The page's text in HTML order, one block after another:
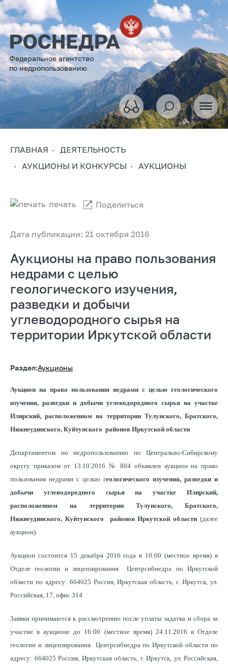
Федеральное агентство
по недропользованию
ГЛАВНАЯ
ДЕЯТЕЛЬНОСТЬ
АУКЦИОНЫ И КОНКУРСЫ
АУКЦИОНЫ
Дата публикации: 21 октября 2016
печать Поделиться
Аукционы на право пользования
недрами с целью
геологического изучения,
разведки и добычи
углеводородного сырья на
территории Иркутской области
Раздел:Аукционы
Аукцион на право пользования недрами с целью геологического
изучения, разведки и добычи углеводородного сырья на участке
Илирский, расположенном на территории Тулунского, Братского,
Нижнеудинского, Куйтунского районов Иркутской области
Департаментом по недропользованию по Центрально-Сибирскому
округу приказом от 13.10.2016 № 804 объявлен аукцион на право
пользования недрами с целью геологического изучения, разведки и
добычи углеводородного сырья на участке Илирский,
расположенном на территории Тулунского, Братского,
Нижнеудинского, Куйтунского районов Иркутской области (далее
аукцион).
Аукцион состоится 15 декабря 2016 года в 10:00 (местное время) в
Отделе геологии и лицензирования Центрсибнедра по Иркутской
области по адресу: 664025 Россия, Иркутская область, г. Иркутск, ул.
Российская, 17, офис 314
Заявки принимаются к рассмотрению после уплаты задатка и сбора за
участие в аукционе до 16:00 (местное время) 24.11.2016 в Отделе
геологии и лицензирования Центрсибнедра по Иркутской области по
адресу: 664025 Россия, Иркутская область, г. Иркутск, ул. Российская,